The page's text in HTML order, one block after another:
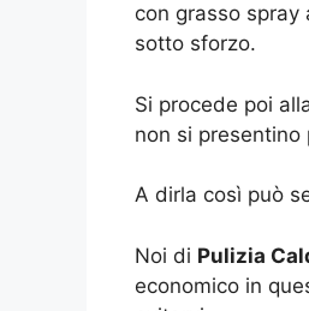
con grasso
sotto sforzo.
Si procede poi
non si presentino
A dirla così può
Noi di Pulizia
economico in